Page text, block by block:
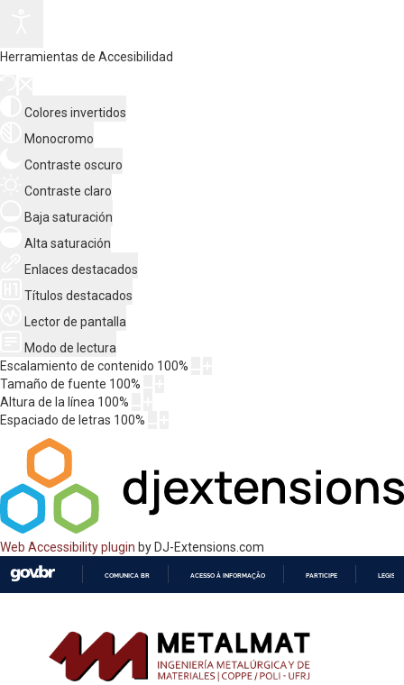
Herramientas de Accesibilidad
Colores invertidos
Monocromo
Contraste oscuro
Contraste claro
Baja saturación
Alta saturación
Enlaces destacados
Títulos destacados
Lector de pantalla
Modo de lectura
Escalamiento de contenido 100%
Tamaño de fuente 100%
Altura de la línea 100%
Espaciado de letras 100%
Web Accessibility plugin by DJ-Extensions.com
CONTEÚDO
COMUNICA BR ACESSO À INFORMAÇÃO PARTICIPE